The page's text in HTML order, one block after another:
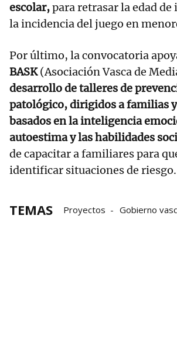
escolar,para retrasar la edad
la incidencia del juego en
Por último, la convocatoria
BASK(Asociación Vasca de
desarrollo de talleres de
patológico, dirigidos a familias
basados en la inteligencia
autoestima y las habilidades
de capacitar a familiares para
identificar situaciones de riesgo.
TEMAS Proyectos
Gobierno